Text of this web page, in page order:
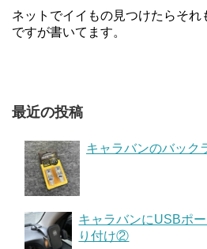
ネットでイイもの見つけたらそれ
ですが書いてます。
最近の投稿
キャラバンのバック
キャラバンにUSBポ
り付け②